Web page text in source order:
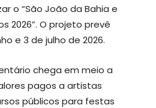
o “São João da Bahia e
2026”. O projeto prevê
e 3 de julho de 2026.
chega em meio a
pagos a artistas
públicos para festas